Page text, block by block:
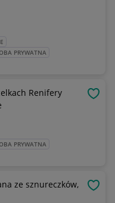
PRYWATNA
Renifery
PRYWATNA
ze sznureczków,